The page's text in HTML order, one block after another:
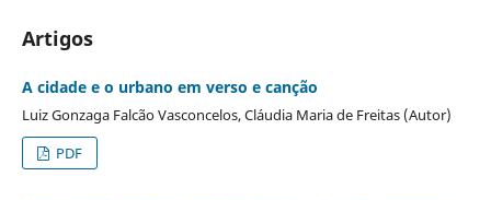
Artigos
A cidade e o urbano em verso e canção
Luiz Gonzaga Falcão Vasconcelos, Cláudia Maria de Freitas (Autor)
PDF